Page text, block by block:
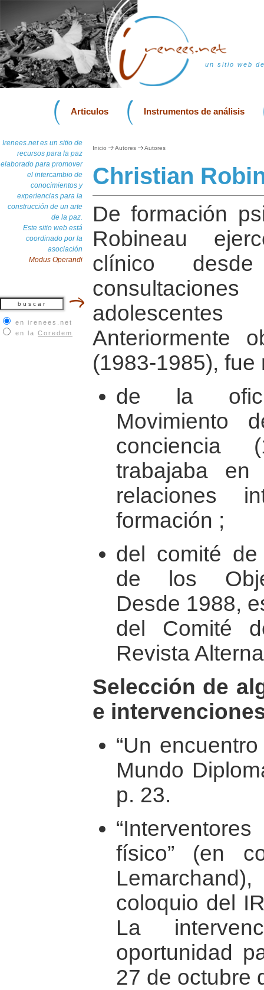
un sitio web
Articulos Instrumentos de análisis
Irenees.net es un sitio de
recursos para la paz
elaborado para promover
el intercambio de
conocimientos y
experiencias para la
construcción de un arte
de la paz.
Este sitio web está
coordinado por la
asociación
Modus Operandi
en irenees.net
en la Coredem
Inicio Autores Autores
Christian
De formación
Robineau
clínico
Anteriormente
(1983-1985), fue
de la
Movimiento
conciencia
trabajaba en
relaciones
formación ;
del comité
de los
Desde 1988,
del Comité
Revista
Selección de
e
“Un
Mundo
p. 23.
físico” (en
coloquio del
La
oportunidad
27 de octubre